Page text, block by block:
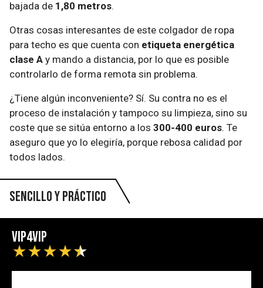
bajada de 1,80 metros.
Otras cosas interesantes de este colgador de ropa
para techo es que cuenta con etiqueta energética
clase A y mando a distancia, por lo que es posible
controlarlo de forma remota sin problema.
¿Tiene algún inconveniente? Sí. Su contra no es el
proceso de instalación y tampoco su limpieza, sino su
coste que se sitúa entorno a los 300-400 euros. Te
aseguro que yo lo elegiría, porque rebosa calidad por
todos lados.
Sencillo y práctico
Vip4Vip
★★★★★